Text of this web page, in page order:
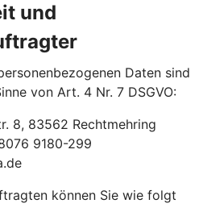
und
Daten sind
von Art. 4 Nr. 7 DSGVO:
8, 83562 Rechtmehring
9180-299
können Sie wie folgt